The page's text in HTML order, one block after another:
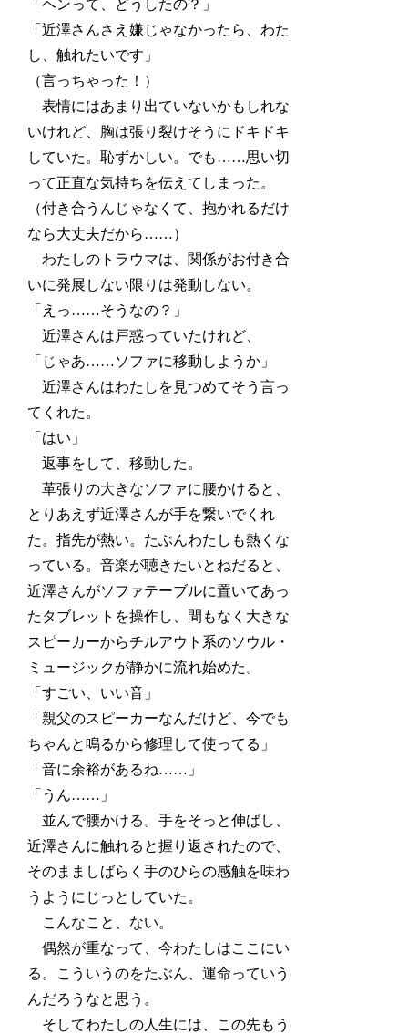
「ヘンって、どうしたの？」
「近澤さんさえ嫌じゃなかったら、わた
し、触れたいです」
（言っちゃった！）
表情にはあまり出ていないかもしれな
いけれど、胸は張り裂けそうにドキドキ
していた。恥ずかしい。でも……思い切
って正直な気持ちを伝えてしまった。
（付き合うんじゃなくて、抱かれるだけ
なら大丈夫だから……）
わたしのトラウマは、関係がお付き合
いに発展しない限りは発動しない。
「えっ……そうなの？」
近澤さんは戸惑っていたけれど、
「じゃあ……ソファに移動しようか」
近澤さんはわたしを見つめてそう言っ
てくれた。
「はい」
返事をして、移動した。
革張りの大きなソファに腰かけると、
とりあえず近澤さんが手を繋いでくれ
た。指先が熱い。たぶんわたしも熱くな
っている。音楽が聴きたいとねだると、
近澤さんがソファテーブルに置いてあっ
たタブレットを操作し、間もなく大きな
スピーカーからチルアウト系のソウル・
ミュージックが静かに流れ始めた。
「すごい、いい音」
「親父のスピーカーなんだけど、今でも
ちゃんと鳴るから修理して使ってる」
「音に余裕があるね……」
「うん……」
並んで腰かける。手をそっと伸ばし、
近澤さんに触れると握り返されたので、
そのまましばらく手のひらの感触を味わ
うようにじっとしていた。
こんなこと、ない。
偶然が重なって、今わたしはここにい
る。こういうのをたぶん、運命っていう
んだろうなと思う。
そしてわたしの人生には、この先もう